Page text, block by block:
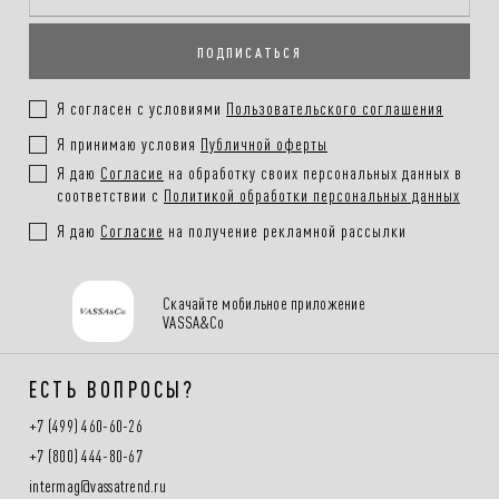
заказа
Покупателям.
ПОДПИСАТЬСЯ
Я согласен с условиями Пользовательского соглашения
Я принимаю условия Публичной оферты
Я даю Согласие на обработку своих персональных данных в
соответствии с Политикой обработки персональных данных
Я даю Согласие на получение рекламной рассылки
Скачайте мобильное приложение
VASSA&Co
ЕСТЬ ВОПРОСЫ?
+7 (499) 460-60-26
+7 (800) 444-80-67
intermag@vassatrend.ru